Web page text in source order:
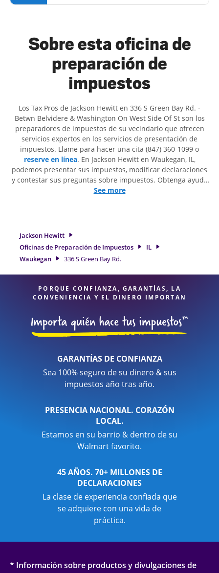
Sobre esta oficina de
preparación de
impuestos
Los Tax Pros de Jackson Hewitt en 336 S Green Bay Rd. -
Betwn Belvidere & Washington On West Side Of St son ​​los
preparadores de impuestos de su vecindario que ofrecen
servicios expertos en los servicios de presentación de
impuestos. Llame para hacer una cita (847) 360-1099 o
reserve en línea. En Jackson Hewitt en Waukegan, IL,
podemos presentar sus impuestos, modificar declaraciones
y contestar sus preguntas sobre impuestos. Obtenga ayuda
para presentar declaraciones de impuestos simples o
obtenerle el reembolso de impuestos más grande. Si
Waukegan, IL, la ubicación de Jackson Hewitt en 336 S Green
Bay Rd. es una opción excelente. Con nuestros expertos
impuestos están en manos expertas.
See more
Jackson Hewitt
Oficinas de Preparación de Impuestos
IL
Waukegan
336 S Green Bay Rd.
PORQUE CONFIANZA, GARANTÍAS, LA
CONVENIENCIA Y EL DINERO IMPORTAN
GARANTÍAS DE CONFIANZA
Sea 100% seguro de su dinero & sus
impuestos año tras año.
PRESENCIA NACIONAL. CORAZÓN
LOCAL.
Estamos en su barrio & dentro de su
Walmart favorito.
45 AÑOS. 70+ MILLONES DE
DECLARACIONES
La clase de experiencia confiada que
se adquiere con una vida de
práctica.
* Información sobre productos y divulgaciones de